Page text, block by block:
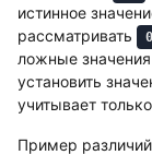
истинное
рассматривать
0
ложные
установить
учитывает только
Пример